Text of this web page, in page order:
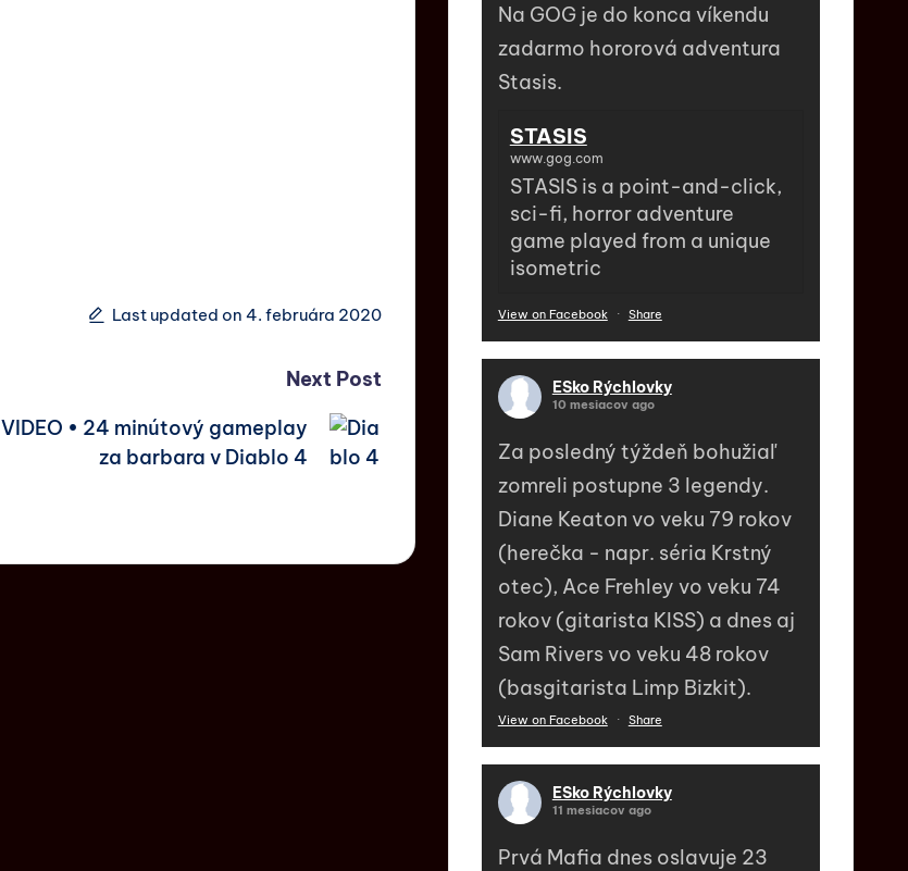
Last updated on 4. februára 2020
Next Post
VIDEO • 24 minútový gameplay
za barbara v Diablo 4
Na GOG je do konca víkendu
zadarmo hororová adventura
Stasis.
STASIS
www.gog.com
STASIS is a point-and-click,
sci-fi, horror adventure
game played from a unique
isometric
View on Facebook · Share
ESko Rýchlovky
10 mesiacov ago
Za posledný týždeň bohužiaľ
zomreli postupne 3 legendy.
Diane Keaton vo veku 79 rokov
(herečka - napr. séria Krstný
otec), Ace Frehley vo veku 74
rokov (gitarista KISS) a dnes aj
Sam Rivers vo veku 48 rokov
(basgitarista Limp Bizkit).
View on Facebook · Share
ESko Rýchlovky
11 mesiacov ago
Prvá Mafia dnes oslavuje 23